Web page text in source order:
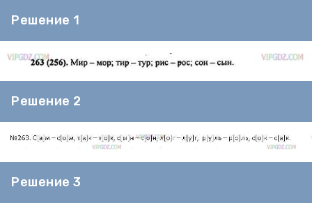
Решение 1
Решение 2
Решение 3